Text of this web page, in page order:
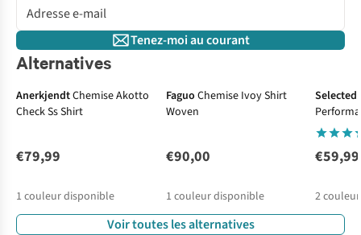
Tenez-moi au courant
Alternatives
AnerkjendtChemise Akotto
Check Ss Shirt
€79,99
1 couleur disponible
Faguo Chemise Ivoy Shirt
Woven
€90,00
1 couleur disponible
Selected
€59,99
2
Voir toutes les alternatives